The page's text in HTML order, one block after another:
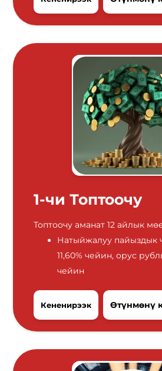
1-чи Топтоочу
Топтоочу аманат 12 айлык
Натыйжалуу пайыздык
11,60% чейин, орус
чейин
Кененирээк Өтүнмөнү